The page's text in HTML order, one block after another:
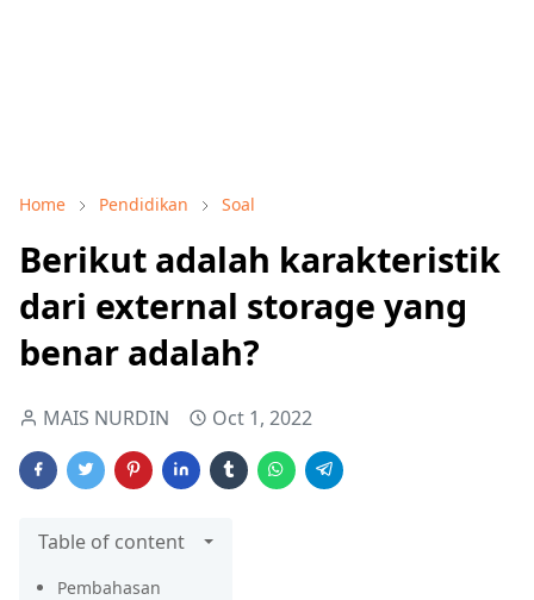
Home Pendidikan Soal
Berikut adalah karakteristik
dari external storage yang
benar adalah?
MAIS NURDIN Oct 1, 2022
Table of content
Pembahasan